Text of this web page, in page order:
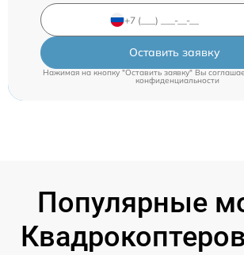
Оставить заявку
Нажимая на кнопку "Оставить заявку" Вы
конфиденциальности
Популярные